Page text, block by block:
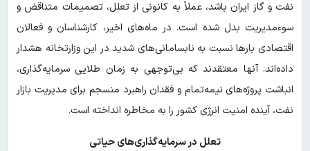
نفت و گاز ایران باشد، عملاً به کانونی از تعلل، تصمیمات متناقض و
سوءمدیریت بدل شده است. در ماه‌های اخیر، کارشناسان و فعالان
اقتصادی بارها نسبت به نابسامانی‌های شدید در این وزارتخانه هشدار
داده‌اند. آنها معتقدند که بی‌توجهی به زمان طلایی سرمایه‌گذاری،
انباشت پروژه‌های نیمه‌تمام و فقدان راهبرد منسجم برای مدیریت بازار
نفت، آینده امنیت انرژی کشور را به مخاطره انداخته است.
تعلل در سرمایه‌گذاری‌های حیاتی